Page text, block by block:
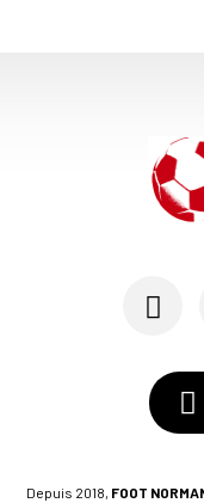
LE
Emmy Lefèvre et
Après Marseille,
Depuis 2018, FOOT